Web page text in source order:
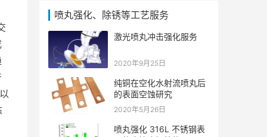
喷丸强化、除锈等工艺服务
激光喷丸冲击强化服务
2020年9月25日
纯铜在空化水射流喷丸后
的表面空蚀研究
2020年5月26日
喷丸强化 316L 不锈钢表